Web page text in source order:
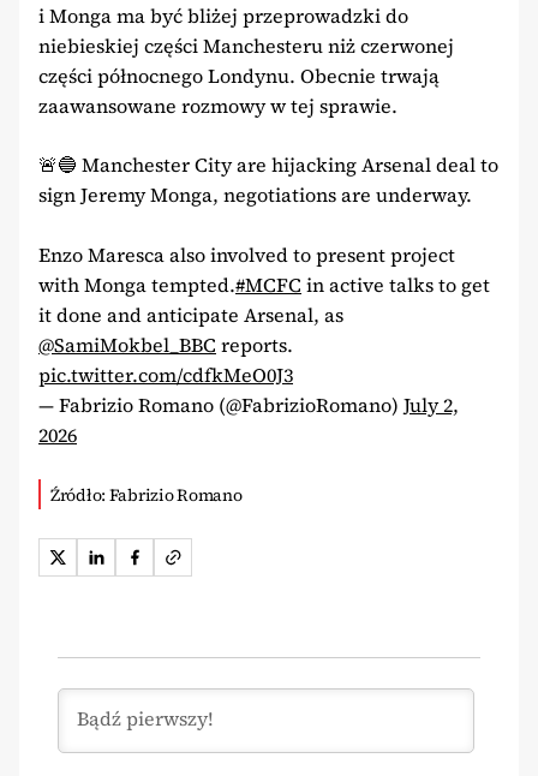
i Monga ma być bliżej przeprowadzki do
niebieskiej części Manchesteru niż czerwonej
części północnego Londynu. Obecnie trwają
zaawansowane rozmowy w tej sprawie.
🚨🔵 Manchester City are hijacking Arsenal deal to
sign Jeremy Monga, negotiations are underway.
Enzo Maresca also involved to present project
with Monga tempted.#MCFC in active talks to get
it done and anticipate Arsenal, as
@SamiMokbel_BBC reports.
pic.twitter.com/cdfkMeO0J3
— Fabrizio Romano (@FabrizioRomano) July 2,
2026
Źródło: Fabrizio Romano